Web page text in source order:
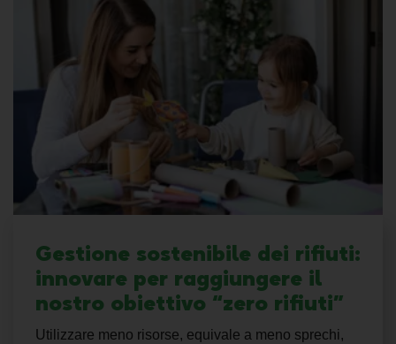
Gestione sostenibile dei rifiuti:
innovare per raggiungere il
nostro obiettivo “zero rifiuti”
Utilizzare meno risorse, equivale a meno sprechi,